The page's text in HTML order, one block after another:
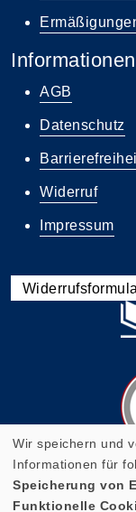
Informationen
AGB
Datenschutz
Widerruf
Impressum
Wir speichern und
Informationen für
Speicherung von
Funktionelle